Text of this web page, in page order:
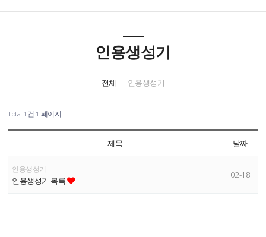
인용생성기
전체 인용생성기
Total 1건 1 페이지
제목 날짜
인용생성기
인용생성기 목록
02-18